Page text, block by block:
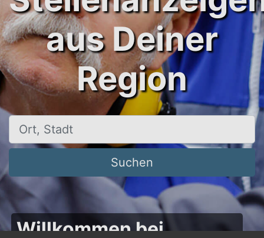
aus Deiner
Region
Ort, Stadt
Suchen
Willkommen bei